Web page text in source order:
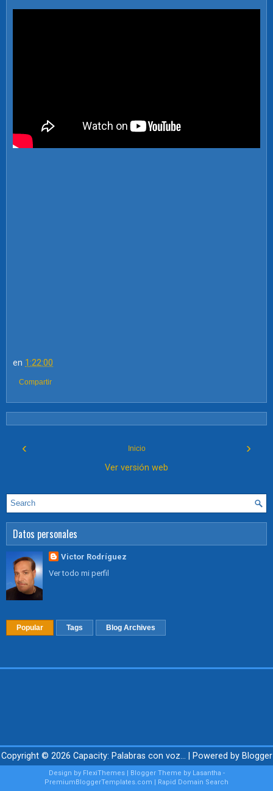
en 1:22:00
Compartir
‹ ›
Inicio
Ver versión web
Datos personales
Victor Rodríguez
Ver todo mi perfil
Popular Tags Blog Archives
Copyright © 2026 Capacity: Palabras con voz... | Powered by Blogger
Design by FlexiThemes| Blogger Theme by Lasantha -
PremiumBloggerTemplates.com | Rapid Domain Search